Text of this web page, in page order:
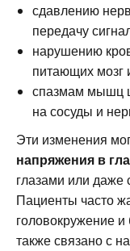
сдавлению
передачу
нарушению
питающих мозг
спазмам мышц
на сосуды и
Эти изменения
напряжения в
глазами или даже
Пациенты часто
головокружение
также связано с